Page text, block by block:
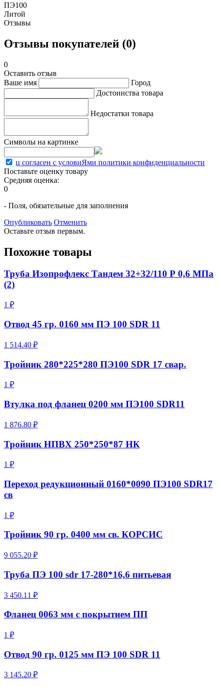
ПЭ100
Литой
Отзывы
Отзывы покупателей (0)
0
Оставить отзыв
Ваше имя
Город
Достоинства товара
Недостатки товара
Символы на картинке
џ согласен с условиЯми политики конфиденциальности
Поставьте оценку товару
Средняя оценка:
0
- Поля, обязательные для заполнения
Опубликовать Отменить
Оставьте отзыв первым.
Похожие товары
Труба Изопрофлекс Тандем 32+32/110 Р 0,6 МПа
(2)
1 ₽
Отвод 45 гр. 0160 мм ПЭ 100 SDR 11
1 514.40 ₽
Тройник 280*225*280 ПЭ100 SDR 17 свар.
1 ₽
Втулка под фланец 0200 мм ПЭ100 SDR11
1 876.80 ₽
Тройник НПВХ 250*250*87 НК
1 ₽
Переход редукционный 0160*0090 ПЭ100 SDR17
св
1 ₽
Тройник 90 гр. 0400 мм св. КОРСИС
9 055.20 ₽
Труба ПЭ 100 sdr 17-280*16,6 питьевая
3 450.11 ₽
Фланец 0063 мм с покрытием ПП
1 ₽
Отвод 90 гр. 0125 мм ПЭ 100 SDR 11
3 145.20 ₽